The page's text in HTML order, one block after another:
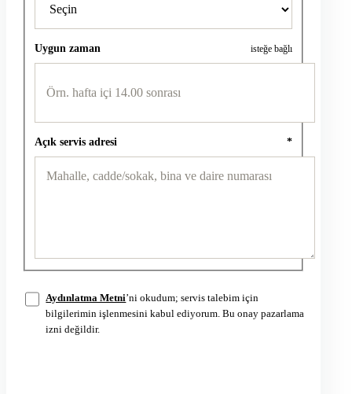
Uygun zaman isteğe bağlı
Açık servis adresi *
Aydınlatma Metni’ni okudum; servis talebim için
bilgilerimin işlenmesini kabul ediyorum. Bu onay pazarlama
izni değildir.